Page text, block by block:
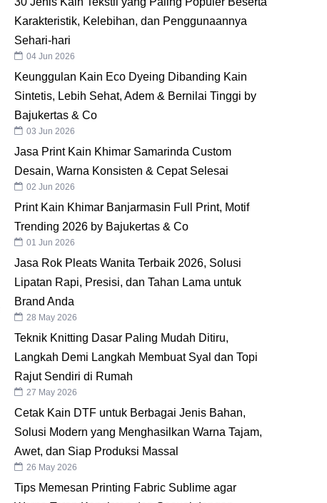
Karakteristik, Kelebihan, dan Penggunaannya
Sehari-hari
04 Jun 2026
Keunggulan Kain Eco Dyeing Dibanding Kain
Sintetis, Lebih Sehat, Adem & Bernilai Tinggi by
Bajukertas & Co
03 Jun 2026
Jasa Print Kain Khimar Samarinda Custom
Desain, Warna Konsisten & Cepat Selesai
02 Jun 2026
Print Kain Khimar Banjarmasin Full Print, Motif
Trending 2026 by Bajukertas & Co
01 Jun 2026
Jasa Rok Pleats Wanita Terbaik 2026, Solusi
Lipatan Rapi, Presisi, dan Tahan Lama untuk
Brand Anda
28 May 2026
Teknik Knitting Dasar Paling Mudah Ditiru,
Langkah Demi Langkah Membuat Syal dan Topi
Rajut Sendiri di Rumah
27 May 2026
Cetak Kain DTF untuk Berbagai Jenis Bahan,
Solusi Modern yang Menghasilkan Warna Tajam,
Awet, dan Siap Produksi Massal
26 May 2026
Tips Memesan Printing Fabric Sublime agar